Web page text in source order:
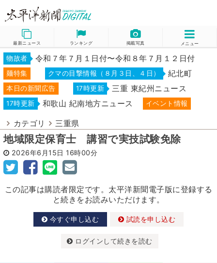
最新ニュース ランキング 掲載写真 メニュー
物故者 令和７年７月１日付〜令和８年７月１２日付
麺特集 クマの目撃情報（８月３日、４日） 紀北町
本日の新聞広告 17時更新 三重 東紀州ニュース
17時更新 和歌山 紀南地方ニュース イベント情報
カテゴリ 三重県
地域限定保育士 講習で実技試験免除
2026年6月15日 16時00分
この記事は購読者限定です。太平洋新聞電子版に登録する
と続きをお読みいただけます。
今すぐ申し込む 試読を申し込む
ログインして続きを読む